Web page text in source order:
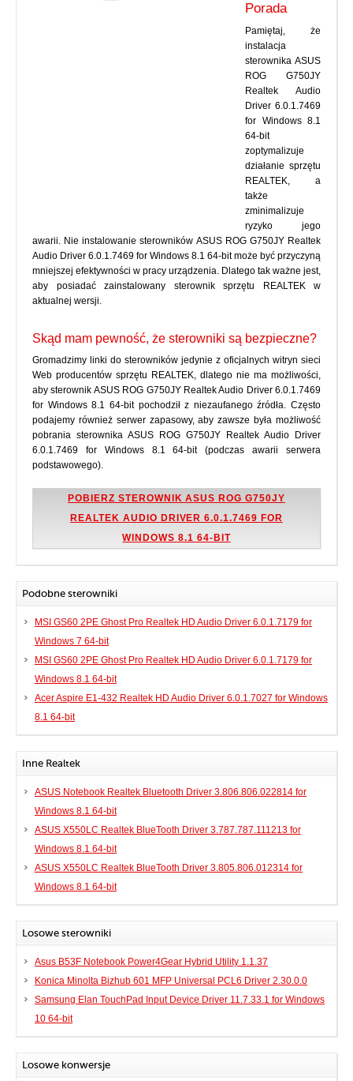
Porada
Pamiętaj, że
instalacja
sterownika ASUS
ROG G750JY
Realtek Audio
Driver 6.0.1.7469
for Windows 8.1
64-bit
zoptymalizuje
działanie sprzętu
REALTEK, a
także
zminimalizuje
ryzyko jego
awarii. Nie instalowanie sterowników ASUS ROG G750JY Realtek
Audio Driver 6.0.1.7469 for Windows 8.1 64-bit może być przyczyną
mniejszej efektywności w pracy urządzenia. Dlatego tak ważne jest,
aby posiadać zainstalowany sterownik sprzętu REALTEK w
aktualnej wersji.
Skąd mam pewność, że sterowniki są bezpieczne?
Gromadzimy linki do sterowników jedynie z oficjalnych witryn sieci
Web producentów sprzętu REALTEK, dlatego nie ma możliwości,
aby sterownik ASUS ROG G750JY Realtek Audio Driver 6.0.1.7469
for Windows 8.1 64-bit pochodził z niezaufanego źródła. Często
podajemy również serwer zapasowy, aby zawsze była możliwość
pobrania sterownika ASUS ROG G750JY Realtek Audio Driver
6.0.1.7469 for Windows 8.1 64-bit (podczas awarii serwera
podstawowego).
POBIERZ STEROWNIK ASUS ROG G750JY
REALTEK AUDIO DRIVER 6.0.1.7469 FOR
WINDOWS 8.1 64-BIT
Podobne sterowniki
MSI GS60 2PE Ghost Pro Realtek HD Audio Driver 6.0.1.7179 for
Windows 7 64-bit
MSI GS60 2PE Ghost Pro Realtek HD Audio Driver 6.0.1.7179 for
Windows 8.1 64-bit
Acer Aspire E1-432 Realtek HD Audio Driver 6.0.1.7027 for Windows
8.1 64-bit
Inne Realtek
ASUS Notebook Realtek Bluetooth Driver 3.806.806.022814 for
Windows 8.1 64-bit
ASUS X550LC Realtek BlueTooth Driver 3.787.787.111213 for
Windows 8.1 64-bit
ASUS X550LC Realtek BlueTooth Driver 3.805.806.012314 for
Windows 8.1 64-bit
Losowe sterowniki
Asus B53F Notebook Power4Gear Hybrid Utility 1.1.37
Konica Minolta Bizhub 601 MFP Universal PCL6 Driver 2.30.0.0
Samsung Elan TouchPad Input Device Driver 11.7.33.1 for Windows
10 64-bit
Losowe konwersje